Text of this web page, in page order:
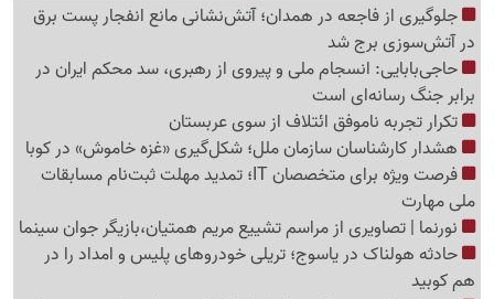
جلوگیری از فاجعه در همدان؛ آتش‌نشانی مانع انفجار پست برق
در آتش‌سوزی برج شد
حاجی‌بابایی: انسجام ملی و پیروی از رهبری، سد محکم ایران در
برابر جنگ رسانه‌ای است
تکرار تجربه ناموفق ائتلاف از سوی عربستان
هشدار کارشناسان سازمان ملل؛ شکل‌گیری «غزه‌ خاموش» در کوبا
فرصت ویژه برای متخصصان IT؛ تمدید مهلت ثبت‌نام مسابقات
ملی مهارت
نورنما | تصاویری از مراسم تشییع مریم همتیان،بازیگر جوان سینما
حادثه هولناک در یاسوج؛ تریلی خودروهای پلیس و امداد را در
هم کوبید